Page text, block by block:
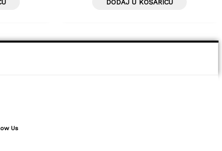
DODAJ U KOŠARICU
Us